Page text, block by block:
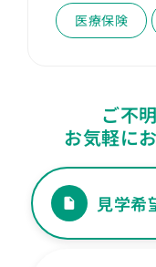
医療保険
ご不
お気軽に
見学希